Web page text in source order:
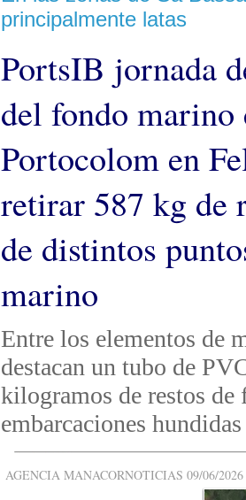
principalmente latas
PortsIB jornada
del fondo marino
Portocolom en
retirar 587 kg de
de distintos
marino
Entre los elementos de
destacan un tubo de
kilogramos de restos
embarcaciones hundidas
AGENCIA MANACORNOTICIAS 09/06/